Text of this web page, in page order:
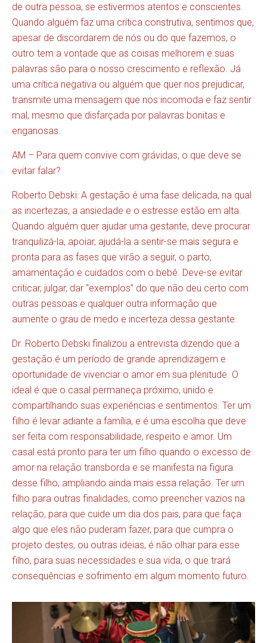
de outra pessoa, se estivermos atentos e conscientes.
Quando alguém faz uma crítica construtiva, sentimos que,
apesar de discordarem de nós ou do que fazemos, o
outro tem a vontade que as coisas melhorem e suas
palavras são para o nosso crescimento e reflexão. Já
uma crítica negativa ou alguém que quer nos prejudicar,
transmite uma mensagem que nos incomoda e faz sentir
mal, mesmo que disfarçada por palavras bonitas e
enganosas.
AM – Para quem convive com grávidas, o que deve se
evitar falar?
Roberto Debski: A gestação é uma fase delicada, na qual
as incertezas, a ansiedade e o estresse estão em alta.
Quando alguém quer ajudar uma gestante, deve procurar
tranquilizá-la, apoiar, ajudá-la a sentir-se mais segura e
pronta para as fases que virão a seguir, o parto,
amamentação e cuidados com o bebê. Deve-se evitar
criticar, julgar, dar “exemplos” do que não deu certo com
outras pessoas e qualquer outra informação que
aumente o grau de medo e incerteza dessa gestante.
Dr. Roberto Debski finalizou a entrevista dizendo que a
gestação é um período de grande aprendizagem e
oportunidade de vivenciar o amor em sua plenitude. O
ideal é que o casal permaneça próximo, unido e
compartilhando suas experiências e sentimentos. Ter um
filho é levar adiante a família, e é uma escolha que deve
ser feita com responsabilidade, respeito e amor. Um
casal está pronto para ter um filho quando o excesso de
amor na relação transborda e se manifesta na figura
desse filho, ampliando ainda mais essa relação. Ter um
filho para outras finalidades, como preencher vazios na
relação, para que cuide um dia dos pais, para que faça
algo que eles não puderam fazer, para que cumpra o
projeto destes, ou outras ideias, é não olhar para esse
filho, para suas necessidades e sua vida, o que trará
consequências e sofrimento em algum momento futuro.